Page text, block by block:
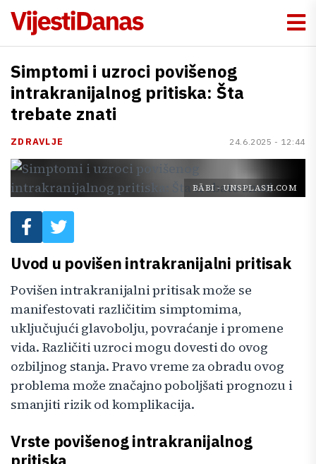
Simptomi i uzroci povišenog
intrakranijalnog pritiska: Šta
trebate znati
ZDRAVLJE 24.6.2025 - 12:44
BĀBI-UNSPLASH.COM
Uvod u povišen intrakranijalni pritisak
Povišen intrakranijalni pritisak može se
manifestovati različitim simptomima,
uključujući glavobolju, povraćanje i promene
vida. Različiti uzroci mogu dovesti do ovog
ozbiljnog stanja. Pravo vreme za obradu ovog
problema može značajno poboljšati prognozu i
smanjiti rizik od komplikacija.
Vrste povišenog intrakranijalnog